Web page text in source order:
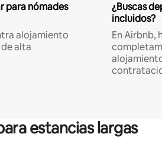
para nómades
alojamiento
alta
¿Buscas
incluidos?
En Airbnb,
estancias largas